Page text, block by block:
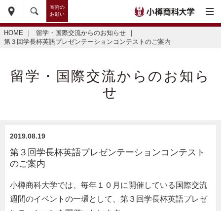
寄附の
お願い
HOME ｜ 留学・国際交流からのお知らせ
｜
第３回学長杯英語プレゼンテーションコンテストのご案内
留学・国際交流からのお知ら
せ
2019.08.19
第３回学長杯英語プレゼンテーションコンテスト
のご案内
小樽商科大学では、毎年１０月に開催している国際交流
週間のイベントの一環として、第３回学長杯英語プレゼ